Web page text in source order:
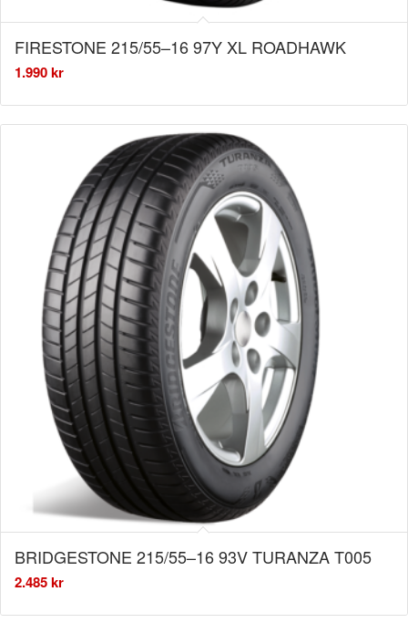
FIRESTONE 215/55–16 97Y XL ROADHAWK
1.990kr
BRIDGESTONE 215/55–16 93V TURANZA T005
2.485kr